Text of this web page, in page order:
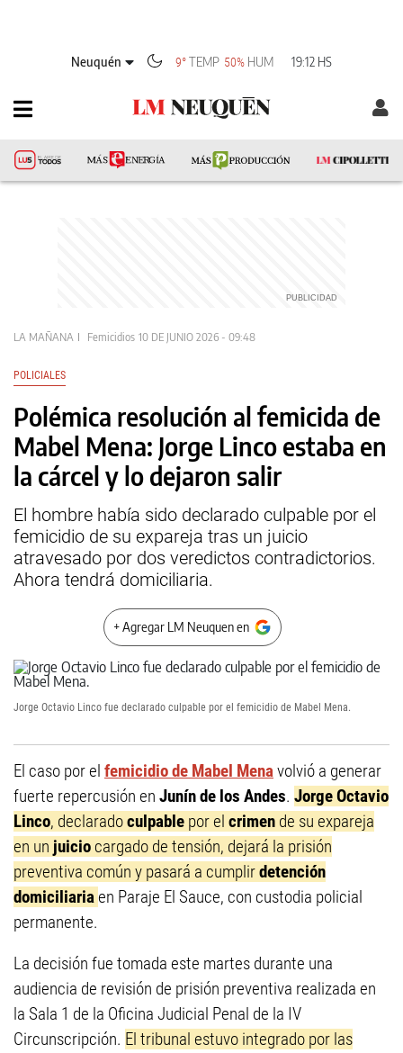
Neuquén 9° TEMP 50% HUM 19:12 HS
LA MAÑANA Femicidios 10 DE JUNIO 2026 - 09:48
POLICIALES
Polémica resolución al femicida de
Mabel Mena: Jorge Linco estaba en
la cárcel y lo dejaron salir
El hombre había sido declarado culpable por el
femicidio de su expareja tras un juicio
atravesado por dos veredictos contradictorios.
Ahora tendrá domiciliaria.
+ Agregar LM Neuquen en
Jorge Octavio Linco fue declarado culpable por el femicidio de Mabel Mena.
El caso por el femicidio de Mabel Menavolvió a generar
fuerte repercusión en Junín de los Andes. Jorge Octavio
Linco, declaradoculpable por el crimen de su expareja
en un juicio cargado de tensión, dejará la prisión
preventiva común y pasará a cumplirdetención
domiciliariaen Paraje El Sauce, con custodia policial
permanente.
La decisión fue tomada este martes durante una
audiencia de revisión de prisión preventiva realizada en
la Sala 1 de la Oficina Judicial Penal de la IV
Circunscripción. El tribunal estuvo integrado por las